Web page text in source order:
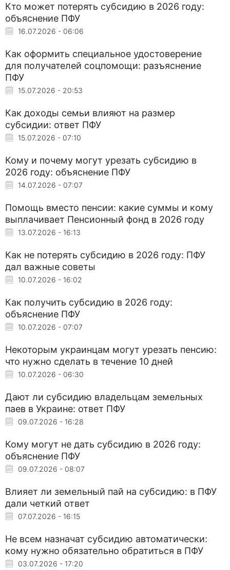
Кто может потерять субсидию в 2026 году:
объяснение ПФУ
16.07.2026 - 06:06
Как оформить специальное удостоверение
для получателей соцпомощи: разъяснение
ПФУ
15.07.2026 - 20:53
Как доходы семьи влияют на размер
субсидии: ответ ПФУ
15.07.2026 - 07:10
Кому и почему могут урезать субсидию в
2026 году: объяснение ПФУ
14.07.2026 - 07:07
Помощь вместо пенсии: какие суммы и кому
выплачивает Пенсионный фонд в 2026 году
13.07.2026 - 16:13
Как не потерять субсидию в 2026 году: ПФУ
дал важные советы
10.07.2026 - 16:02
Как получить субсидию в 2026 году:
объяснение ПФУ
10.07.2026 - 07:07
Некоторым украинцам могут урезать пенсию:
что нужно сделать в течение 10 дней
10.07.2026 - 06:30
Дают ли субсидию владельцам земельных
паев в Украине: ответ ПФУ
09.07.2026 - 16:28
Кому могут не дать субсидию в 2026 году:
объяснение ПФУ
09.07.2026 - 08:07
Влияет ли земельный пай на субсидию: в ПФУ
дали четкий ответ
07.07.2026 - 16:15
Не всем назначат субсидию автоматически:
кому нужно обязательно обратиться в ПФУ
03.07.2026 - 17:20